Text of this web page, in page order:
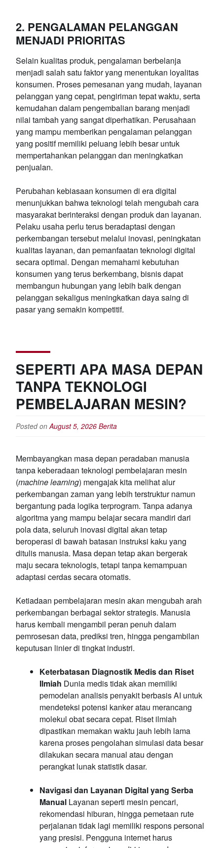
2. PENGALAMAN PELANGGAN
MENJADI PRIORITAS
Selain kualitas produk, pengalaman berbelanja
menjadi salah satu faktor yang menentukan loyalitas
konsumen. Proses pemesanan yang mudah, layanan
pelanggan yang cepat, pengiriman tepat waktu, serta
kemudahan dalam pengembalian barang menjadi
nilai tambah yang sangat diperhatikan. Perusahaan
yang mampu memberikan pengalaman pelanggan
yang positif memiliki peluang lebih besar untuk
mempertahankan pelanggan dan meningkatkan
penjualan.
Perubahan kebiasaan konsumen di era digital
menunjukkan bahwa teknologi telah mengubah cara
masyarakat berinteraksi dengan produk dan layanan.
Pelaku usaha perlu terus beradaptasi dengan
perkembangan tersebut melalui inovasi, peningkatan
kualitas layanan, dan pemanfaatan teknologi digital
secara optimal. Dengan memahami kebutuhan
konsumen yang terus berkembang, bisnis dapat
membangun hubungan yang lebih baik dengan
pelanggan sekaligus meningkatkan daya saing di
pasar yang semakin kompetitif.
SEPERTI APA MASA DEPAN
TANPA TEKNOLOGI
PEMBELAJARAN MESIN?
Posted onAugust 5, 2026 Berita
Membayangkan masa depan peradaban manusia
tanpa keberadaan teknologi pembelajaran mesin
(machine learning) mengajak kita melihat alur
perkembangan zaman yang lebih terstruktur namun
bergantung pada logika terprogram. Tanpa adanya
algoritma yang mampu belajar secara mandiri dari
pola data, seluruh inovasi digital akan tetap
beroperasi di bawah batasan instruksi kaku yang
ditulis manusia. Masa depan tetap akan bergerak
maju secara teknologis, tetapi tanpa kemampuan
adaptasi cerdas secara otomatis.
Ketiadaan pembelajaran mesin akan mengubah arah
perkembangan berbagai sektor strategis. Manusia
harus kembali mengambil peran penuh dalam
pemrosesan data, prediksi tren, hingga pengambilan
keputusan linier di tingkat industri.
Keterbatasan Diagnostik Medis dan Riset
Ilmiah Dunia medis tidak akan memiliki
pemodelan analisis penyakit berbasis AI untuk
mendeteksi potensi kanker atau merancang
molekul obat secara cepat. Riset ilmiah
dipastikan memakan waktu jauh lebih lama
karena proses pengolahan simulasi data besar
dilakukan secara manual atau dengan
perangkat lunak statistik dasar.
Navigasi dan Layanan Digital yang Serba
Manual Layanan seperti mesin pencari,
rekomendasi hiburan, hingga pemetaan rute
perjalanan tidak lagi memiliki respons personal
yang presisi. Pengguna internet harus